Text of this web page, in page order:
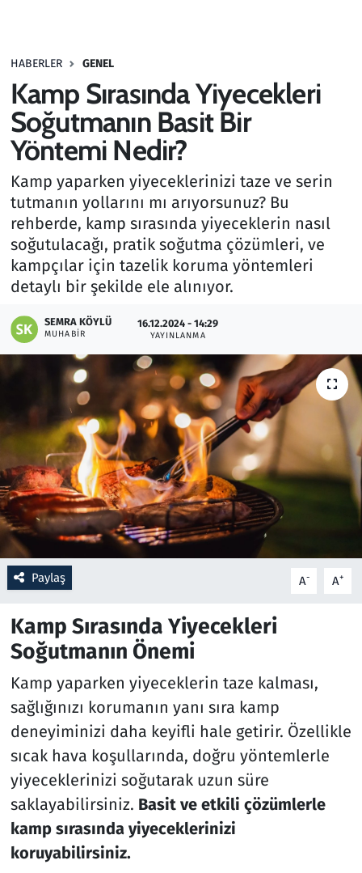
HABERLER GENEL
Kamp Sırasında Yiyecekleri
Soğutmanın Basit Bir
Yöntemi Nedir?
Kamp yaparken yiyeceklerinizi taze ve serin
tutmanın yollarını mı arıyorsunuz? Bu
rehberde, kamp sırasında yiyeceklerin nasıl
soğutulacağı, pratik soğutma çözümleri, ve
kampçılar için tazelik koruma yöntemleri
detaylı bir şekilde ele alınıyor.
SEMRA KÖYLÜ
MUHABIR
16.12.2024 - 14:29
YAYINLANMA
Paylaş A- A+
Kamp Sırasında Yiyecekleri
Soğutmanın Önemi
Kamp yaparken yiyeceklerin taze kalması,
sağlığınızı korumanın yanı sıra kamp
deneyiminizi daha keyifli hale getirir. Özellikle
sıcak hava koşullarında, doğru yöntemlerle
yiyeceklerinizi soğutarak uzun süre
saklayabilirsiniz. Basit ve etkili çözümlerle
kamp sırasında yiyeceklerinizi
koruyabilirsiniz.
Haber
Kültür Sanat
Kurumsal Haberler
Lezzet Durağı
Memur ve Kamu
Otomobil
Oyun
Ramazan
Resmi İlanlar
Rüya Tabirleri
Sağlık
Savunma Sanayi
Seçim 2023
Teknoloji ve Bilim
Televizyon